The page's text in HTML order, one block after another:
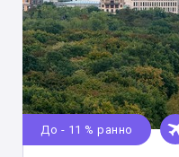
До - 11 % ранно